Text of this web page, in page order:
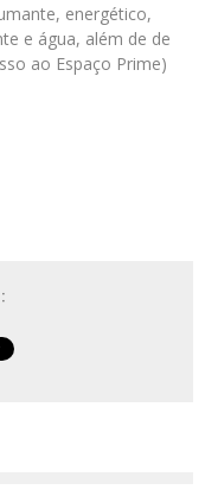
energético,
e água, além de de
ao Espaço Prime)